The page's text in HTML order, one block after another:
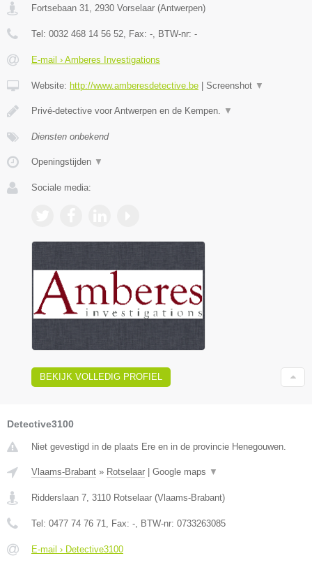
Fortsebaan 31 2930 Vorselaar (Antwerpen)
Tel: 0032 468 14 56 52 , Fax: - , BTW-nr: -
E-mail › Amberes Investigations
Website: http://www.amberesdetective.be Screenshot ▼
Privé-detective voor Antwerpen en de Kempen. ▼
Diensten onbekend
Openingstijden ▼
Sociale media:
BEKIJK VOLLEDIG PROFIEL
Detective3100
Niet gevestigd in de plaats Ere en in de provincie Henegouwen.
Vlaams-Brabant » Rotselaar | Google maps ▼
Ridderslaan 7 3110 Rotselaar (Vlaams-Brabant)
Tel: 0477 74 76 71 , Fax: - , BTW-nr: 0733263085
E-mail › Detective3100